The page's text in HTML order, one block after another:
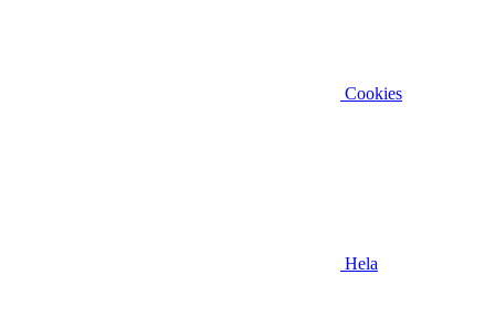
Cookies
Hela